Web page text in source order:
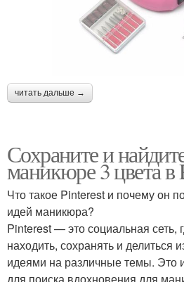
читать дальше →
Сохраните и
маникюре 3 цвета в
Что такое Pinterest и почему он
идей маникюра?
Pinterest — это социальная сеть,
находить, сохранять и делиться
идеями на различные темы. Это
для поиска вдохновения для